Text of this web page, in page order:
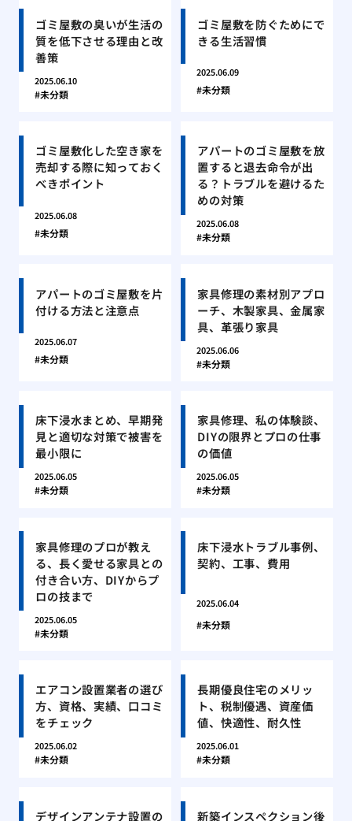
ゴミ屋敷の臭いが生活の
質を低下させる理由と改
善策
2025.06.10
未分類
ゴミ屋敷を防ぐためにで
きる生活習慣
2025.06.09
未分類
ゴミ屋敷化した空き家を
売却する際に知っておく
べきポイント
2025.06.08
未分類
アパートのゴミ屋敷を放
置すると退去命令が出
る？トラブルを避けるた
めの対策
2025.06.08
未分類
アパートのゴミ屋敷を片
付ける方法と注意点
2025.06.07
未分類
家具修理の素材別アプロ
ーチ、木製家具、金属家
具、革張り家具
2025.06.06
未分類
床下浸水まとめ、早期発
見と適切な対策で被害を
最小限に
2025.06.05
未分類
家具修理、私の体験談、
DIYの限界とプロの仕事
の価値
2025.06.05
未分類
家具修理のプロが教え
る、長く愛せる家具との
付き合い方、DIYからプ
ロの技まで
2025.06.05
未分類
床下浸水トラブル事例、
契約、工事、費用
2025.06.04
未分類
エアコン設置業者の選び
方、資格、実績、口コミ
をチェック
2025.06.02
未分類
長期優良住宅のメリッ
ト、税制優遇、資産価
値、快適性、耐久性
2025.06.01
未分類
デザインアンテナ設置の
新築インスペクション後